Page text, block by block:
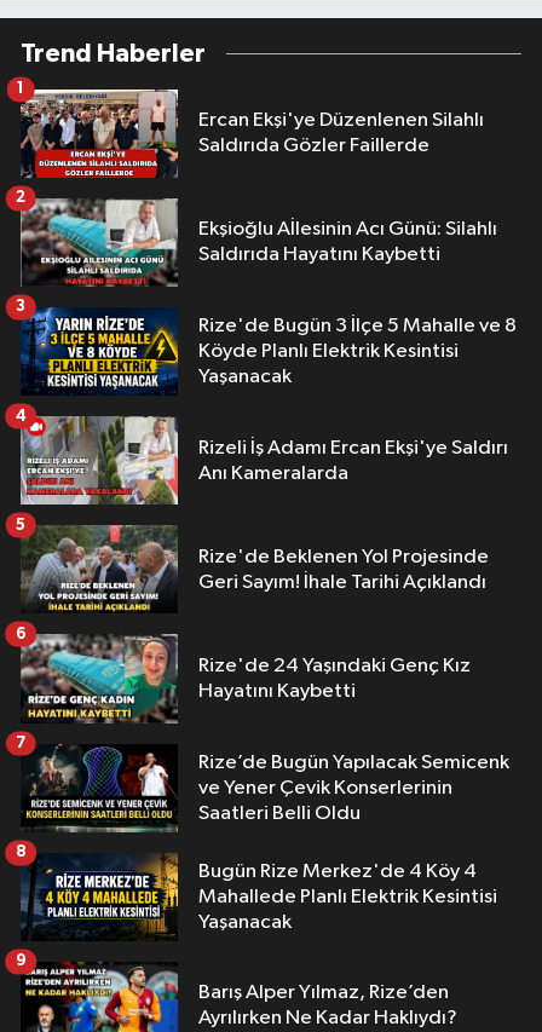
Trend Haberler
Ercan Ekşi'ye Düzenlenen Silahlı
Saldırıda Gözler Faillerde
1
Ekşioğlu Aİlesinin Acı Günü: Silahlı
Saldırıda Hayatını Kaybetti
2
Rize'de Bugün 3 İlçe 5 Mahalle ve 8
Köyde Planlı Elektrik Kesintisi
Yaşanacak
3
Rizeli İş Adamı Ercan Ekşi'ye Saldırı
Anı Kameralarda
4
Rize'de Beklenen Yol Projesinde
Geri Sayım! İhale Tarihi Açıklandı
5
Rize'de 24 Yaşındaki Genç Kız
Hayatını Kaybetti
6
Rize’de Bugün Yapılacak Semicenk
ve Yener Çevik Konserlerinin
Saatleri Belli Oldu
7
Bugün Rize Merkez'de 4 Köy 4
Mahallede Planlı Elektrik Kesintisi
Yaşanacak
8
Barış Alper Yılmaz, Rize’den
Ayrılırken Ne Kadar Haklıydı?
9